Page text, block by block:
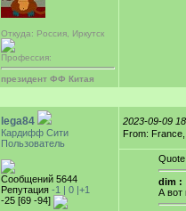
Откуда: Россия, Иркутск
Профессия:
президент ФФ Китая
lega84
Кардифф Сити
Пользователь
Сообщений 5644
Репутация -1 | 0 |+1
-25 [69 -94]
2023-09-09
From:
Quote
dim :
А вот